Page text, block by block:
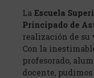
La Escuela
Principado de
realización de su
Con la
profesorado,
docente,